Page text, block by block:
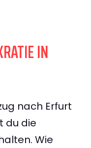
IN
nach Erfurt
du die
Wie